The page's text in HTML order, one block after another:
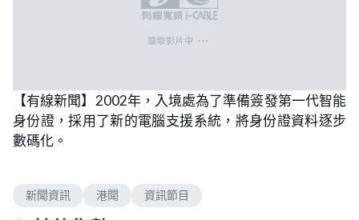
【有線新聞】2002年，入境處為了準備簽發第一代智能
身份證，採用了新的電腦支援系統，將身份證資料逐步
數碼化。
新聞資訊 港聞 資訊節目